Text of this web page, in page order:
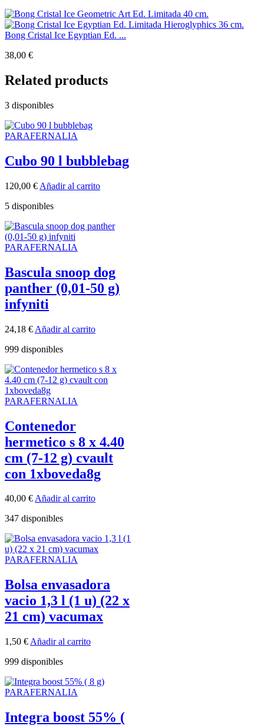
Bong Cristal Ice Egyptian Ed. ...
38,00 €
Related products
3 disponibles
PARAFERNALIA
Cubo 90 l bubblebag
120,00 € Añadir al carrito
5 disponibles
PARAFERNALIA
Bascula snoop dog
panther (0,01-50 g)
infyniti
24,18 € Añadir al carrito
999 disponibles
PARAFERNALIA
Contenedor
hermetico s 8 x 4.40
cm (7-12 g) cvault
con 1xboveda8g
40,00 €Añadir al carrito
347 disponibles
PARAFERNALIA
Bolsa envasadora
vacio 1,3 l (1 u) (22 x
21 cm) vacumax
1,50 € Añadir al carrito
999 disponibles
PARAFERNALIA
Integra boost 55% (